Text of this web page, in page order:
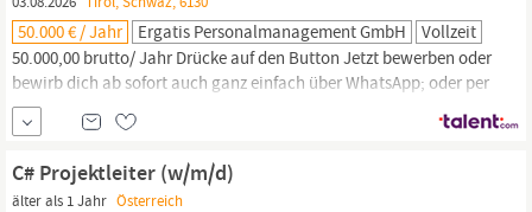
zukunftsorientiertes...
50.000 € / Jahr Ergatis Personalmanagement GmbH
Vollzeit
50.000,00 brutto/ Jahr Drücke auf den Button Jetzt bewerben oder
bewirb dich ab sofort auch ganz einfach über WhatsApp; oder per
;Mail; an wolfgang.danninger@ergatis.at Ihr Aufgabenbereich
Entwicklung neuer Softwarelösungen sowie kontinuierliche
Weiterentwicklung bestehender Anwendungen Programmierung
anspruchsvoller Applikationen in
C# Projektleiter (w/m/d)
älter als 1 Jahr Österreich